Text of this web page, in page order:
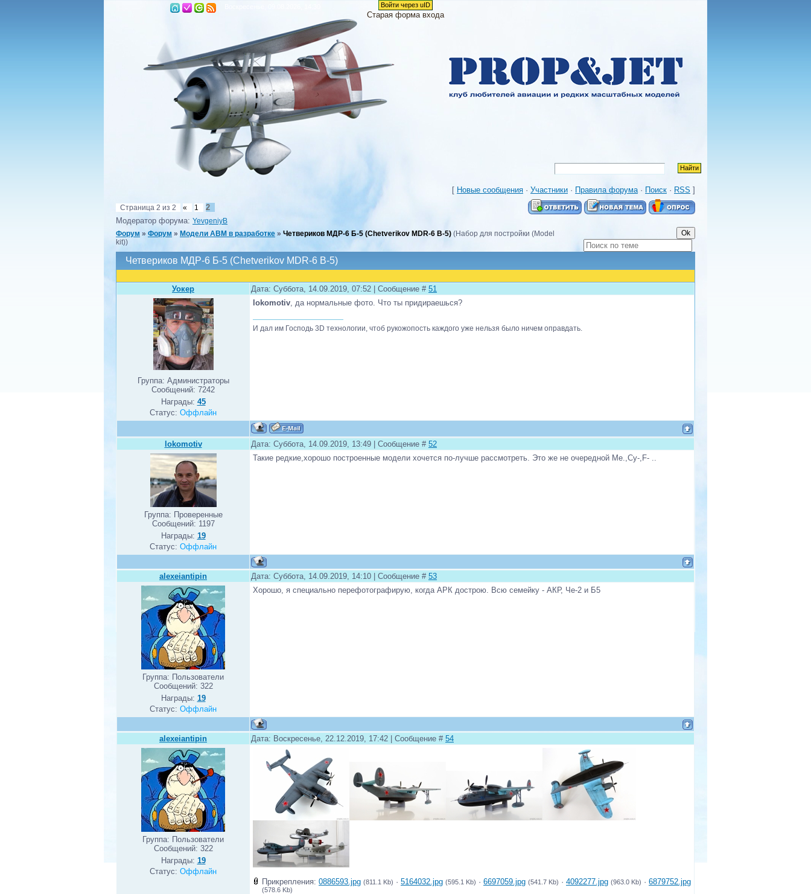
Войти через uID
Старая форма входа
[ Новые сообщения · Участники · Правила форума· Поиск · RSS ]
Страница 2 из 2 « 1
2
Модератор форума: YevgeniyB
Форум » Форум » Модели ABM в разработке » Четвериков МДР-6 Б-5 (Chetverikov MDR-6 B-5) (Набор для постройки (Model
kit))
Четвериков МДР-6 Б-5 (Chetverikov MDR-6 B-5)
Уокер Дата: Суббота, 14.09.2019, 07:52 | Сообщение # 51
Группа: Администраторы
Сообщений: 7242
Награды: 45
Статус: Оффлайн
lokomotiv, да нормальные фото. Что ты придираешься?
И дал им Господь 3D технологии, чтоб рукожопость каждого уже нельзя было ничем оправдать.
lokomotiv Дата: Суббота, 14.09.2019, 13:49 | Сообщение # 52
Группа: Проверенные
Сообщений: 1197
Награды: 19
Статус: Оффлайн
Такие редкие,хорошо построенные модели хочется по-лучше рассмотреть. Это же не очередной Ме.,Су-,F- ..
alexeiantipin Дата: Суббота, 14.09.2019, 14:10 | Сообщение # 53
Группа: Пользователи
Сообщений: 322
Награды: 19
Статус: Оффлайн
Хорошо, я специально перефотографирую, когда АРК дострою. Всю семейку - АКР, Че-2 и Б5
alexeiantipin Дата: Воскресенье, 22.12.2019, 17:42 | Сообщение # 54
Группа: Пользователи
Сообщений: 322
Награды: 19
Статус: Оффлайн
Прикрепления: 0886593.jpg (811.1 Kb) · 5164032.jpg (595.1 Kb) · 6697059.jpg (541.7 Kb) · 4092277.jpg (963.0 Kb) · 6879752.jpg
(578.6 Kb)